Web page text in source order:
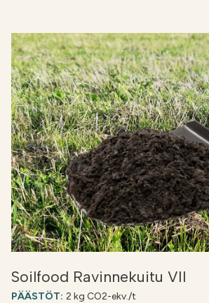
Soilfood Ravinnekuitu VII
PÄÄSTÖT: 2 kg CO2-ekv./t